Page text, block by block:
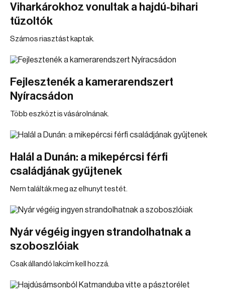
Viharkárokhoz vonultak a hajdú-bihari
tűzoltók
Számos riasztást kaptak.
Fejlesztenék a kamerarendszert
Nyíracsádon
Több eszközt is vásárolnának.
Halál a Dunán: a mikepércsi férfi
családjának gyűjtenek
Nem találták meg az elhunyt testét.
Nyár végéig ingyen strandolhatnak a
szoboszlóiak
Csak állandó lakcím kell hozzá.